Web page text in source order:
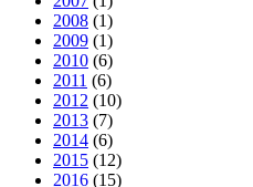
2008 (1)
2009 (1)
2010 (6)
2011 (6)
2012 (10)
2013 (7)
2014 (6)
2015 (12)
2016 (15)